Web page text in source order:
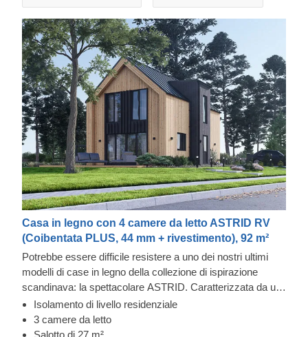
Casa in legno con 4 camere da letto ASTRID RV
(Coibentata PLUS, 44 mm + rivestimento), 92 m²
Potrebbe essere difficile resistere a uno dei nostri ultimi
modelli di case in legno della collezione di ispirazione
scandinava: la spettacolare ASTRID. Caratterizzata da un
rivestimento verticale contemporaneo, un elegante tetto
tradizionale e numerose grandi finestre e porte, questa
spaziosa casa in legno è uno dei modelli più grandi del
Isolamento di livello residenziale
3 camere da letto
Salotto di 27 m²